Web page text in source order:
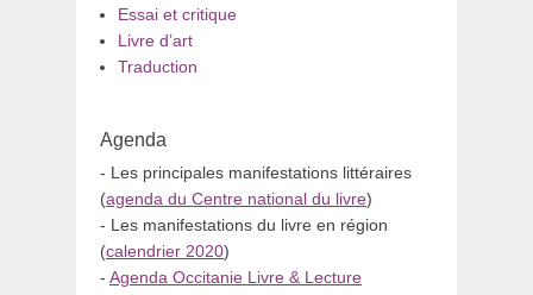
Essai et critique
Livre d’art
Traduction
Agenda
- Les principales manifestations littéraires
(agenda du Centre national du livre)
- Les manifestations du livre en région
(calendrier 2020)
- Agenda Occitanie Livre & Lecture